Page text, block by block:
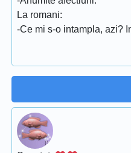
La romani:
-Ce mi s-o intampla, azi?